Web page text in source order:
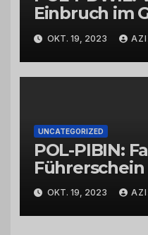
Einbruch im
Wittlich
OKT. 19, 2023
UNCATEGORIZED
POL-PIBIN:
Einfluss von
OKT. 19, 2023